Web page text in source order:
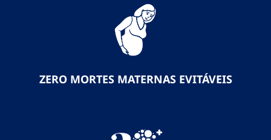
ZERO MORTES MATERNAS EVITÁVEIS